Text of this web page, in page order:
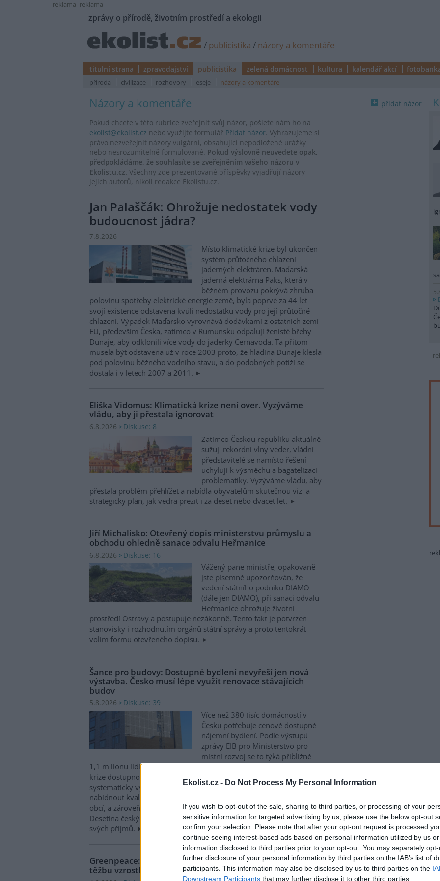
Ekolist.cz - Do Not Process My Personal Information
If you wish to opt-out of the sale, sharing to third parties, or processing of your
sensitive information for targeted advertising by us, please use the below opt-out
confirm your selection. Please note that after your opt-out request is processed
continue seeing interest-based ads based on personal information utilized by us
information disclosed to third parties prior to your opt-out. You may separately
further disclosure of your personal information by third parties on the IAB’s list of
participants. This information may also be disclosed by us to third parties on the
Downstream Participants that may further disclose it to other third parties.
reklama reklama
zprávy o přírodě, životním prostředí a ekologii
/ publicistika / názory a komentáře
titulní strana zpravodajství publicistika zelená domácnost kultura kalendář akcí
příroda civilizace rozhovory eseje názory a komentáře
přidat názor
Názory a komentáře
Pokud chcete v této rubrice zveřejnit svůj názor, pošlete nám ho na
ekolist@ekolist.cz nebo využijte formulář Přidat názor. Vyhrazujeme si
právo nezveřejnit názory vulgární, obsahující nepodložené urážky
nebo nesrozumitelně formulované. Pokud výslovně neuvedete opak,
předpokládáme, že souhlasíte se zveřejněním vašeho názoru v
Ekolistu.cz. Všechny zde prezentované příspěvky vyjadřují názory
jejich autorů, nikoli redakce Ekolistu.cz.
Jan Palaščák: Ohrožuje nedostatek vody
budoucnost jádra?
7.8.2026
Místo klimatické krize byl ukončen
systém průtočného chlazení
jaderných elektráren. Maďarská
jaderná elektrárna Paks, která v
běžném provozu pokrývá zhruba
polovinu spotřeby elektrické energie země, byla poprvé za 44 let
svojí existence odstavena kvůli nedostatku vody pro její průtočné
chlazení. Výpadek Maďarsko vyrovnává dodávkami z ostatních zemí
EU, především Česka, zatímco v Rumunsku odpalují ženisté břehy
Dunaje, aby odklonili více vody do jaderky Cernavoda. Ta přitom
musela být odstavena už v roce 2003 proto, že hladina Dunaje klesla
pod polovinu běžného vodního stavu, a do podobných potíží se
dostala i v letech 2007 a 2011.
Eliška Vidomus: Klimatická krize není over. Vyzýváme
vládu, aby ji přestala ignorovat
6.8.2026 Diskuse: 8
Zatímco Českou republiku aktuálně
sužují rekordní vlny veder, vládní
představitelé se namísto řešení
uchylují k výsměchu a bagatelizaci
problematiky. Vyzýváme vládu, aby
přestala problém přehlížet a nabídla obyvatelům skutečnou vizi a
strategický plán, jak vedra přežít i za deset nebo dvacet let.
Jiří Michalisko: Otevřený dopis ministerstvu průmyslu a
obchodu ohledně sanace odvalu Heřmanice
6.8.2026 Diskuse: 16
Vážený pane ministře, opakovaně
jste písemně upozorňován, že
vedení státního podniku DIAMO
(dále jen DIAMO), při sanaci odvalu
Heřmanice ohrožuje životní
prostředí Ostravy a postupuje nezákonně. Tento fakt je potvrzen
stanovisky i rozhodnutím orgánů státní správy a proto tentokrát
volím formu otevřeného dopisu.
Šance pro budovy: Dostupné bydlení nevyřeší jen nová
výstavba. Česko musí lépe využít renovace stávajících
budov
5.8.2026 Diskuse: 39
Více než 380 tisíc domácností v
Česku potřebuje cenově dostupné
nájemní bydlení. Podle výstupů
zprávy EIB pro Ministerstvo pro
místní rozvoj se to týká přibližně
1,1 milionu lidí, tedy zhruba 40 % osob žijících v nájmu. K řešení
krize dostupnosti bydlení je kromě nové výstavby nutné
systematicky využívat také renovace stávajících budov. Ty mohou
nabídnout kvalitní bydlení, například díky využití objektů v centrech
obcí, a zároveň snižovat jeho dlouhodobé provozní náklady.
Desetina českých domácností totiž vydává na bydlení více než 40 %
svých příjmů.
Greenpeace: Podpora moratoria na hlubokomořskou
těžbu vzrostla na 46 států. ČR mezi nimi zatím chybí